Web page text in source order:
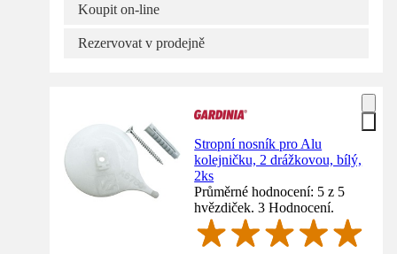
Koupit on-line
Rezervovat v prodejně
Stropní nosník pro Alu
kolejničku, 2 drážkovou, bílý,
2ks
Průměrné hodnocení: 5 z 5
hvězdiček. 3 Hodnocení.